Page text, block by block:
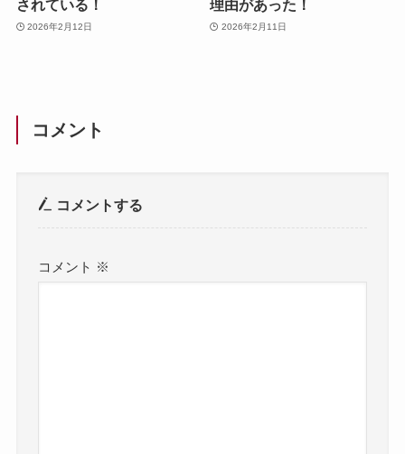
されている！
2026年2月12日
理由があった！
2026年2月11日
コメント
コメントする
コメント ※